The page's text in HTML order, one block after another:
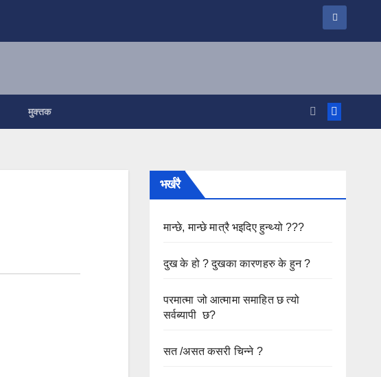
मुक्तक
भर्खरै
मान्छे, मान्छे मात्रै भइदिए हुन्थ्यो ???
दुख के हो ? दुखका कारणहरु के हुन ?
परमात्मा जो आत्मामा समाहित छ त्यो
सर्वब्यापी छ?
सत /असत कसरी चिन्ने ?